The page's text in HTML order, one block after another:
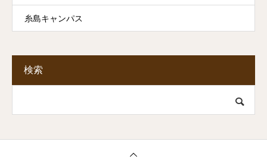
糸島キャンパス
検索